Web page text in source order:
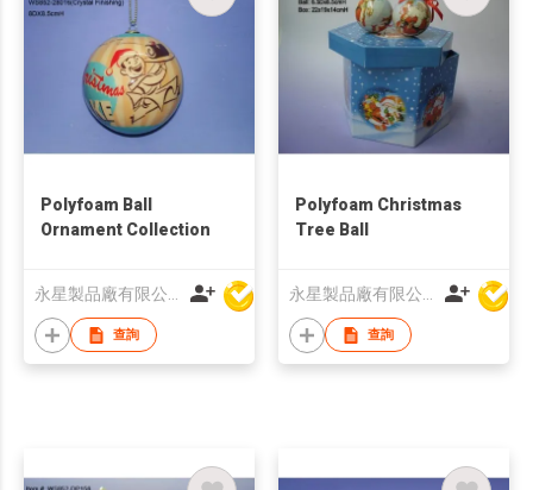
Polyfoam Ball
Ornament Collection
查詢
Polyfoam Christmas
Tree Ball
查詢